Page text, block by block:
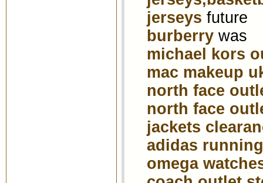
jerseys future
burberry was
michael kors
mac makeup
north face
north face
jackets
adidas
omega